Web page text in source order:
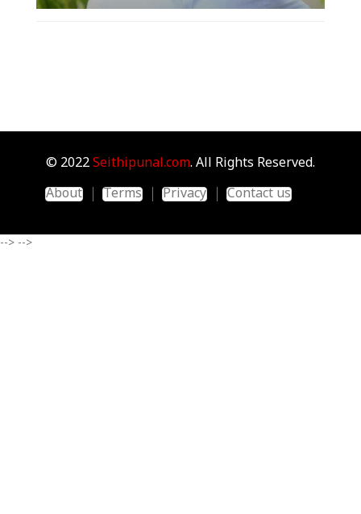
© 2022 Seithipunal.com. All Rights Reserved.
About
Terms Privacy Contact us
--> -->